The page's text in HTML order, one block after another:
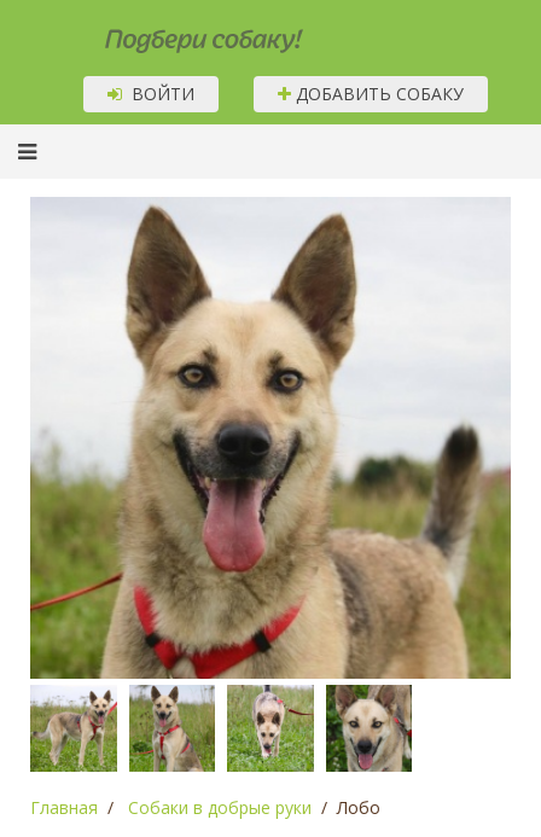
Подбери собаку!
ВОЙТИ ДОБАВИТЬ СОБАКУ
Главная Собаки в добрые руки Лобо